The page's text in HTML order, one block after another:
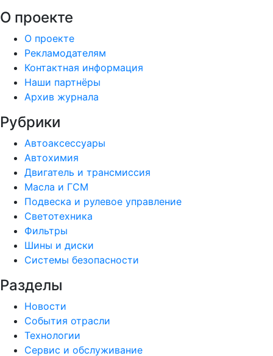
О проекте
О проекте
Рекламодателям
Контактная информация
Наши партнёры
Архив журнала
Рубрики
Автоаксессуары
Автохимия
Двигатель и трансмиссия
Масла и ГСМ
Подвеска и рулевое управление
Светотехника
Фильтры
Шины и диски
Системы безопасности
Разделы
Новости
События отрасли
Технологии
Сервис и обслуживание